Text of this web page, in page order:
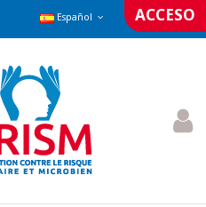
Español ACCESO